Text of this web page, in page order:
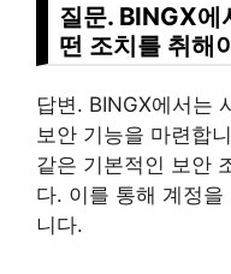
질문. BINGX에
떤 조치를 취해
답변. BINGX에서는
보안 기능을 마련합
같은 기본적인 보안
다. 이를 통해 계정
니다.